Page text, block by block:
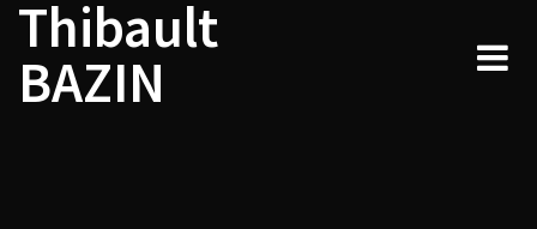
Skip
content
Thibault
BAZIN
Navigation
de